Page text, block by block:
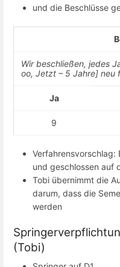
und die Beschlüsse
Wir beschließen, jedes
oo, Jetzt – 5 Jahre] neu
Ja
9
Verfahrensvorschlag:
und geschlossen auf
Tobi übernimmt die
darum, dass die
werden
(Tobi)